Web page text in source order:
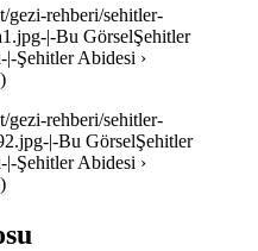
gezi-rehberi/sehitler-
|-Bu GörselŞehitler
Şehitler Abidesi ›
gezi-rehberi/sehitler-
|-Bu GörselŞehitler
Şehitler Abidesi ›